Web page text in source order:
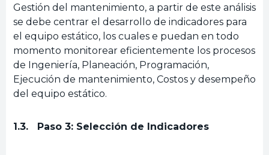
Gestión del mantenimiento, a partir de este análisis
se debe centrar el desarrollo de indicadores para
el equipo estático, los cuales e puedan en todo
momento monitorear eficientemente los procesos
de Ingeniería, Planeación, Programación,
Ejecución de mantenimiento, Costos y desempeño
del equipo estático.
1.3. Paso 3: Selección de Indicadores